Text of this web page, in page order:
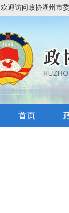
欢迎访问政协湖州市
首页